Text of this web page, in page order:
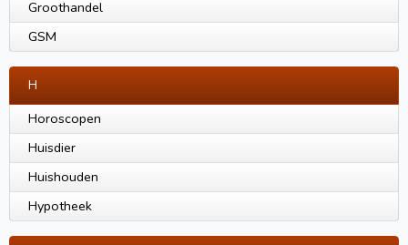
Groothandel
GSM
H
Horoscopen
Huisdier
Huishouden
Hypotheek